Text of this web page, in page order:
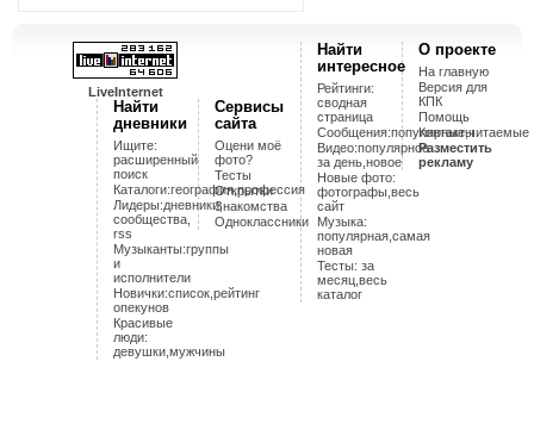
LiveInternet
О проекте
На главную
Версия для
КПК
Помощь
Контакты
Разместить
рекламу
Найти
интересное
Рейтинги:
сводная
страница
Cообщения:популярные,читаемые
Видео:популярное
за день,новое
Новые фото:
фотографы,весь
сайт
Музыка:
популярная,самая
новая
Тесты: за
месяц,весь
каталог
Сервисы
сайта
Оцени моё
фото?
Тесты
Открытки
Знакомства
Одноклассники
Найти
дневники
Ищите:
расширенный
поиск
Каталоги:география,профессия
Лидеры:дневники,
сообщества,
rss
Музыканты:группы
и
исполнители
Новички:список,рейтинг
опекунов
Красивые
люди:
девушки,мужчины